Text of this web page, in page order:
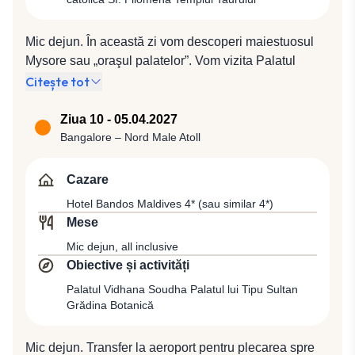
supradimensionate completate de machiajele intens
colorate. Cină şi cazare la Hotel Holiday Inn 4* (sau
Mic dejun. În această zi vom descoperi maiestuosul
Mysore sau „oraşul palatelor”. Vom vizita Palatul
Amba Vilasa, cel mai important palat al oraşului, a
zilele festive şi seara în special, de aprox. 97.000 de
becuri luminoase, Palatul Jaganmohan, construit cu
al stilului hindus, biserica catolică Sf. Filomena, o
ne vom îndrepta spre dealurile Chamundi. Vom pleca
în continuarea zilei spre Bangalore pentru cină şi
cazare la Hotel Fortune Park JP Celestial 4* (sau
similar 4*).
Citește tot
Ziua 10 - 05.04.2027
Bangalore – Nord Male Atoll
Cazare
Hotel Bandos Maldives 4* (sau similar 4*)
Mese
Mic dejun, all inclusive
Obiective și activități
Palatul Vidhana Soudha Palatul lui Tipu Sultan
Grădina Botanică
Mic dejun. Transfer la aeroport pentru plecarea spre